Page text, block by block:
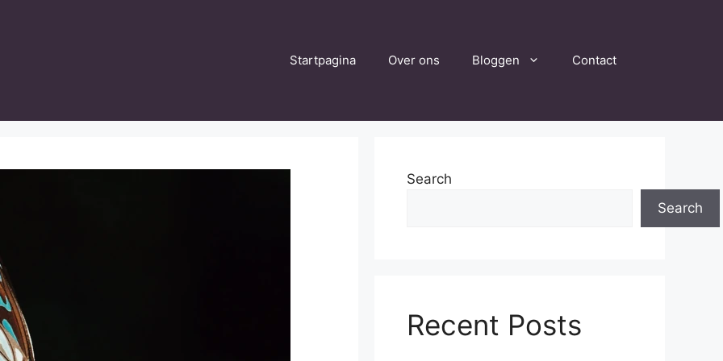
Startpagina Over ons Bloggen Contact
Search
Search
Recent Posts